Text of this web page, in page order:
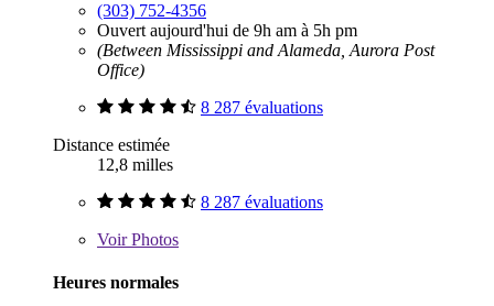
(303) 752-4356
Ouvert aujourd'hui de 9h am à 5h pm
(Between Mississippi and Alameda, Aurora Post
Office)
8 287 évaluations
Distance estimée
12,8 milles
8 287 évaluations
VoirPhotos
Heures normales